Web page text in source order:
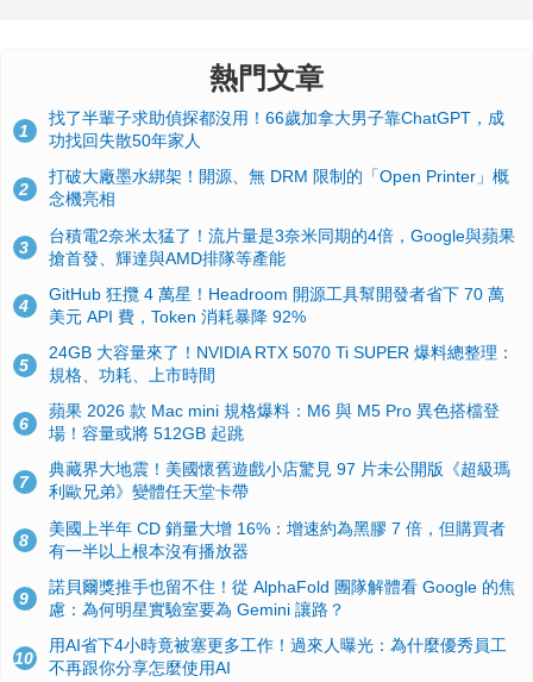
熱門文章
1
找了半輩子求助偵探都沒用！66歲加拿大男子靠ChatGPT，成
功找回失散50年家人
2
打破大廠墨水綁架！開源、無 DRM 限制的「Open Printer」概
念機亮相
3
台積電2奈米太猛了！流片量是3奈米同期的4倍，Google與蘋果
搶首發、輝達與AMD排隊等產能
4
GitHub 狂攬 4 萬星！Headroom 開源工具幫開發者省下 70 萬
美元 API 費，Token 消耗暴降 92%
5
24GB 大容量來了！NVIDIA RTX 5070 Ti SUPER 爆料總整理：
規格、功耗、上市時間
6
蘋果 2026 款 Mac mini 規格爆料：M6 與 M5 Pro 異色搭檔登
場！容量或將 512GB 起跳
7
典藏界大地震！美國懷舊遊戲小店驚見 97 片未公開版《超級瑪
利歐兄弟》變體任天堂卡帶
8
美國上半年 CD 銷量大增 16%：增速約為黑膠 7 倍，但購買者
有一半以上根本沒有播放器
9
諾貝爾獎推手也留不住！從 AlphaFold 團隊解體看 Google 的焦
慮：為何明星實驗室要為 Gemini 讓路？
10
用AI省下4小時竟被塞更多工作！過來人曝光：為什麼優秀員工
不再跟你分享怎麼使用AI